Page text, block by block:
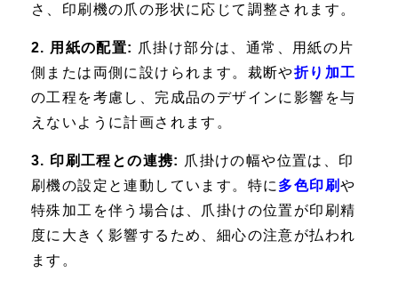
さ、印刷機の爪の形状に応じて調整されます。
2. 用紙の配置: 爪掛け部分は、通常、用紙の片
側または両側に設けられます。裁断や折り加工
の工程を考慮し、完成品のデザインに影響を与
えないように計画されます。
3. 印刷工程との連携: 爪掛けの幅や位置は、印
刷機の設定と連動しています。特に 多色印刷や
特殊加工を伴う場合は、爪掛けの位置が印刷精
度に大きく影響するため、細心の注意が払われ
ます。